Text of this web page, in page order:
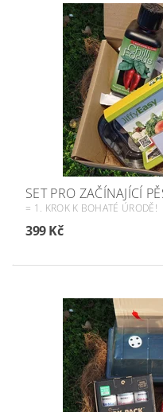
SET PRO ZAČÍNAJÍCÍ
= 1. KROK K BOHATÉ ÚRODĚ!
399 Kč